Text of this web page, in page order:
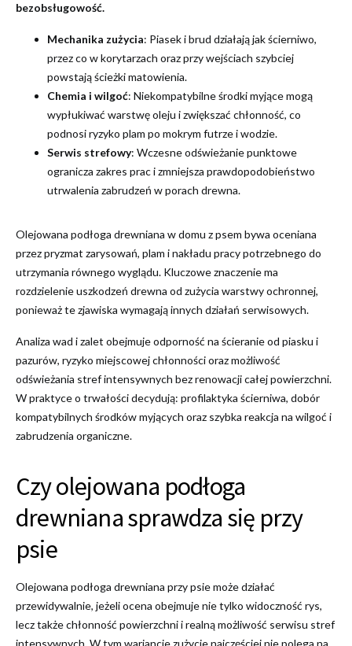
bezobsługowość.
Mechanika zużycia: Piasek i brud działają jak ścierniwo,
przez co w korytarzach oraz przy wejściach szybciej
powstają ścieżki matowienia.
Chemia i wilgoć: Niekompatybilne środki myjące mogą
wypłukiwać warstwę oleju i zwiększać chłonność, co
podnosi ryzyko plam po mokrym futrze i wodzie.
Serwis strefowy: Wczesne odświeżanie punktowe
ogranicza zakres prac i zmniejsza prawdopodobieństwo
utrwalenia zabrudzeń w porach drewna.
Olejowana podłoga drewniana w domu z psem bywa oceniana
przez pryzmat zarysowań, plam i nakładu pracy potrzebnego do
utrzymania równego wyglądu. Kluczowe znaczenie ma
rozdzielenie uszkodzeń drewna od zużycia warstwy ochronnej,
ponieważ te zjawiska wymagają innych działań serwisowych.
Analiza wad i zalet obejmuje odporność na ścieranie od piasku i
pazurów, ryzyko miejscowej chłonności oraz możliwość
odświeżania stref intensywnych bez renowacji całej powierzchni.
W praktyce o trwałości decydują: profilaktyka ścierniwa, dobór
kompatybilnych środków myjących oraz szybka reakcja na wilgoć i
zabrudzenia organiczne.
Czy olejowana podłoga
drewniana sprawdza się przy
psie
Olejowana podłoga drewniana przy psie może działać
przewidywalnie, jeżeli ocena obejmuje nie tylko widoczność rys,
lecz także chłonność powierzchni i realną możliwość serwisu stref
intensywnych. W tym wariancie zużycie najczęściej nie polega na